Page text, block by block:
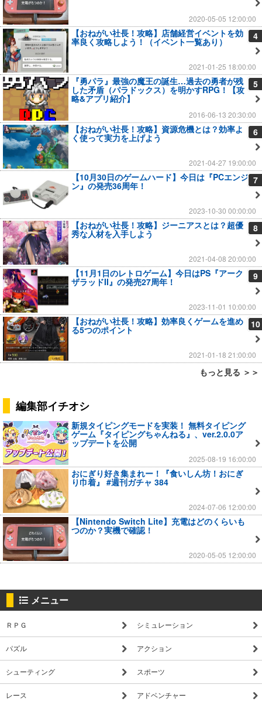
2020-05-05 12:00:00
4
【おねがい社長！攻略】店舗経営イベントを効
率良く攻略しよう！（イベント一覧あり）
2021-01-25 18:00:00
5
『勇パラ』最強の魔王の誕生…過去の勇者が残
した矛盾（パラドックス）を明かすRPG！【攻
略&アプリ紹介】
2016-06-13 20:30:00
6
【おねがい社長！攻略】資源危機とは？効率よ
く使って実力を上げよう
2021-04-27 19:00:00
7
【10月30日のゲームハード】今日は『PCエンジ
ン』の発売36周年！
2023-10-30 00:00:00
8
【おねがい社長！攻略】ジーニアスとは？超優
秀な人材を入手しよう
2021-04-08 20:00:00
9
【11月1日のレトロゲーム】今日はPS『アーク
ザラッドII』の発売27周年！
2023-11-01 10:00:00
10
【おねがい社長！攻略】効率良くゲームを進め
る5つのポイント
2021-01-18 21:00:00
もっと見る ＞＞
編集部イチオシ
新規タイピングモードを実装！ 無料タイピング
ゲーム『タイピングちゃんねる』、ver.2.0.0ア
ップデートを公開
2025-08-19 16:00:00
おにぎり好き集まれー！『食いしん坊！おにぎ
り巾着』 #週刊ガチャ 384
2024-07-06 12:00:00
【Nintendo Switch Lite】充電はどのくらいも
つのか？実機で確認！
2020-05-05 12:00:00
メニュー
ＲＰＧ シミュレーション
パズル アクション
シューティング スポーツ
レース アドベンチャー